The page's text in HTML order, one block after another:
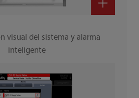
visual del sistema y alarma
inteligente